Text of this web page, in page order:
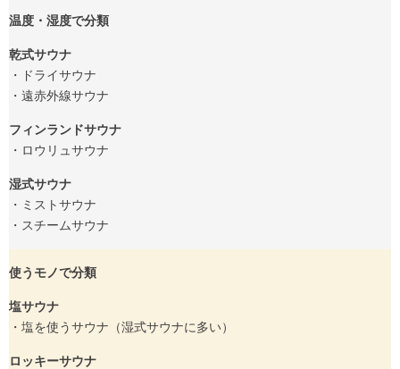
温度・湿度で分類
乾式サウナ
・ドライサウナ
・遠赤外線サウナ
フィンランドサウナ
・ロウリュサウナ
湿式サウナ
・ミストサウナ
・スチームサウナ
使うモノで分類
塩サウナ
・塩を使うサウナ（湿式サウナに多い）
ロッキーサウナ